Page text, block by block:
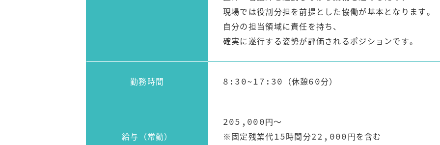
現場では役割分担を前提とした協働が基本となります。
自分の担当領域に責任を持ち、
確実に遂行する姿勢が評価されるポジションです。
勤務時間 8:30~17:30（休憩60分）
給与 （常勤）
205,000円～
※固定残業代15時間分22,000円を含む